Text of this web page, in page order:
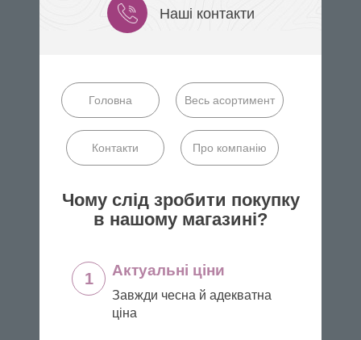
Наші контакти
Головна Весь асортимент
Контакти Про компанію
Чому слід зробити покупку
в нашому магазині?
1 Актуальні ціни
Завжди чесна й адекватна
ціна